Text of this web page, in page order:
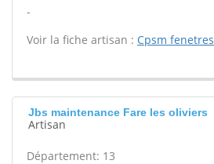
-
Voir la fiche artisan : Cpsm fenetres
Jbs maintenance Fare les oliviers
Artisan
Département: 13